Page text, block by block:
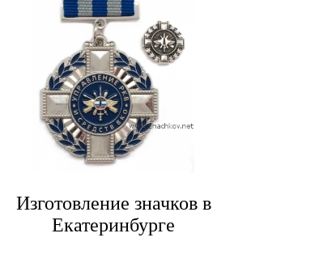
Изготовление значков в
Екатеринбурге